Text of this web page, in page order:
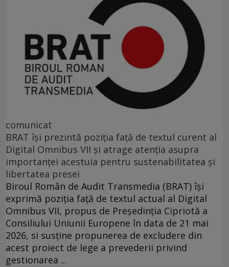
comunicat
BRAT își prezintă poziția față de textul curent al
Digital Omnibus VII și atrage atenția asupra
importanței acestuia pentru sustenabilitatea și
libertatea presei
Biroul Român de Audit Transmedia (BRAT) își
exprimă poziția față de textul actual al Digital
Omnibus VII, propus de Președinția Cipriotă a
Consiliului Uniunii Europene în data de 21 mai
2026, si susține propunerea de excludere din
acest proiect de lege a prevederii privind
gestionarea ...